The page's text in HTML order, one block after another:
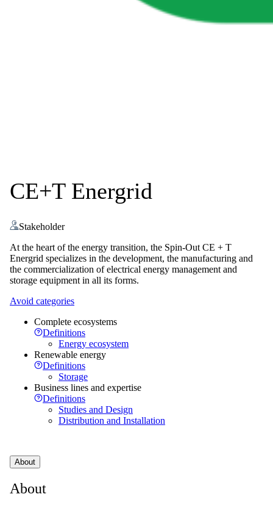
CE+T Energrid
Stakeholder
At the heart of the energy transition, the Spin-Out CE + T
Energrid specializes in the development, the manufacturing and
the commercialization of electrical energy management and
storage equipment in all its forms.
Avoid categories
Complete ecosystems
Definitions
Energy ecosystem
Renewable energy
Definitions
Storage
Business lines and expertise
Definitions
Studies and Design
Distribution and Installation
About
About